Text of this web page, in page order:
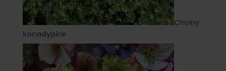
Choiny
kanadyjskie